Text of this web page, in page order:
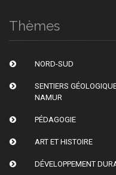
Thèmes
NORD-SUD
SENTIERS
NAMUR
PÉDAGOGIE
ART ET HISTOIRE
DÉVELOPPEMENT